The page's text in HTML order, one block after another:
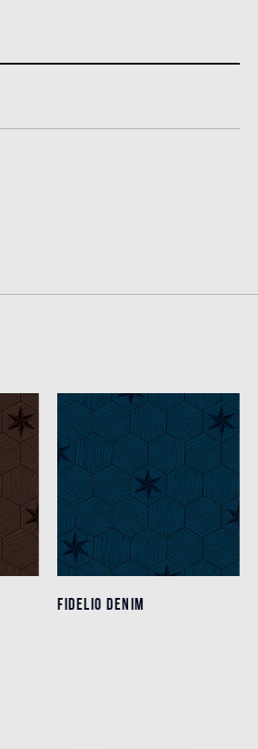
FIDELIO DENIM
FIDELIO DENIM